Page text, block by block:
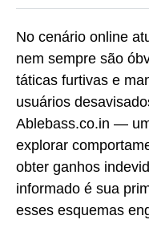
No cenário online
nem sempre são
táticas furtivas e
usuários
Ablebass.co.in —
explorar
obter ganhos
informado é sua
esses esquemas